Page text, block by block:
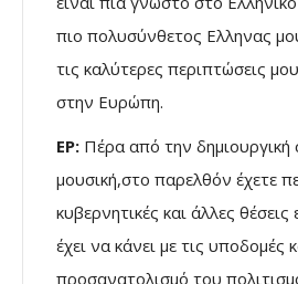
πιο πολυσύνθετος Ελληνας
τις καλύτερες περιπτώσεις
στην Ευρώπη.
ΕΡ: Πέρα από την δημιουργική
μουσική,στο παρελθόν έχετε
κυβερνητικές και άλλες
έχει να κάνει με τις υποδομές
προσανατολισμό του